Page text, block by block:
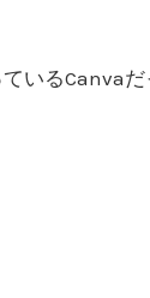
いるCanvaだ